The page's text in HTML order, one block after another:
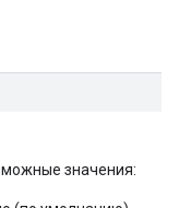
значения: